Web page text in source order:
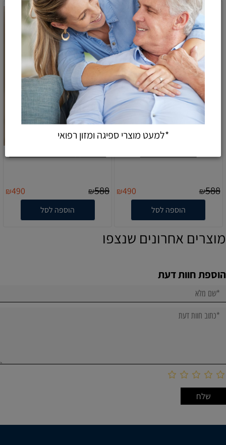
₪588
₪490
הוספה לסל
₪588
₪490
הוספה לסל
מוצרים אחרונים שנצפו
הוספת חוות דעת
*למעט מוצרי ספיגה ומזון רפואי